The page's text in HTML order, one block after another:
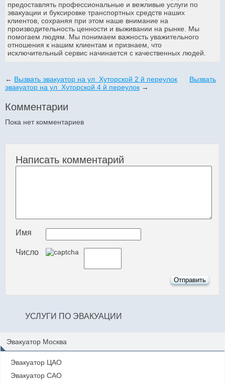
предоставлять профессиональные и вежливые услуги по
эвакуации и буксировке транспортных средств наших
клиентов, сохраняя при этом наше внимание на
производительность ценности и выживании на рынке. Мы
помогаем людям. Мы понимаем важность уважительного
отношения к нашим клиентам и признаем, что
исключительный сервис начинается с качественных людей.
← Вызвать эвакуатор на ул Хуторской 2 й переулок
Вызвать
эвакуатор на ул Хуторской 4 й переулок →
Комментарии
Пока нет комментариев
Написать комментарий
Имя
Число
УСЛУГИ ПО ЭВАКУАЦИИ
Эвакуатор Москва
Эвакуатор ЦАО
Эвакуатор САО